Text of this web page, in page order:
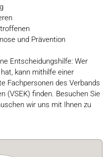
und Prävention
Entscheidungshilfe: Wer
kann mithilfe einer
Fachpersonen des Verbands
(VSEK) finden. Besuchen Sie
wir uns mit Ihnen zu